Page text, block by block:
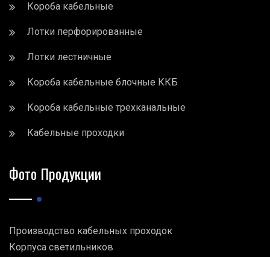
Короба кабельные
Лотки перфорированные
Лотки лестничные
Короба кабельные блочные ККБ
Короба кабельные трехканальные
Кабельные проходки
Фото Продукции
Производство кабельных проходок
Корпуса светильников